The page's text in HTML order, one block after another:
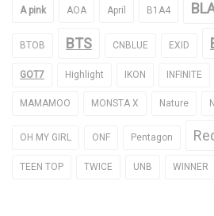
A pink AOA April B1A4
BTOB BTS CNBLUE EXID
GOT7 Highlight IKON INFINITE
MAMAMOO MONSTA X Nature
OH MY GIRL ONF Pentagon
TEEN TOP TWICE UNB WINNER